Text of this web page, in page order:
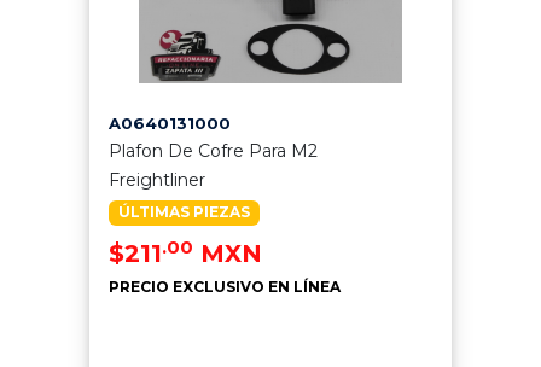
A0640131000
Plafon De Cofre Para M2
Freightliner
ÚLTIMAS PIEZAS
$211.00 MXN
PRECIO EXCLUSIVO EN LÍNEA